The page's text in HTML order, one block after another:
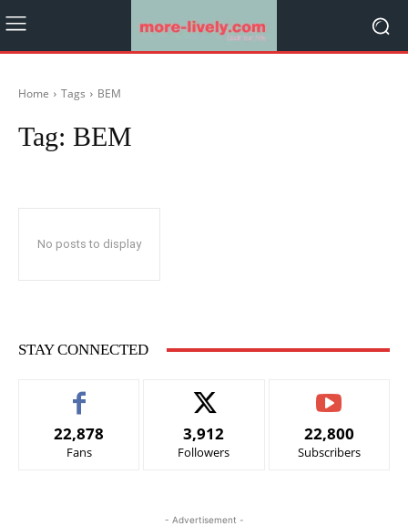
Home Tags BEM
Tag: BEM
No posts to display
STAY CONNECTED
22,878
Fans
3,912
Followers
22,800
Subscribers
- Advertisement -